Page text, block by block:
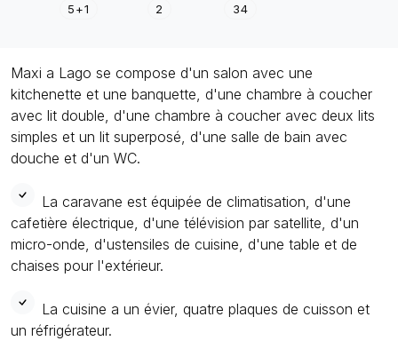
5+1
2
34
Maxi a Lago se compose d'un salon avec une
kitchenette et une banquette, d'une chambre à coucher
avec lit double, d'une chambre à coucher avec deux lits
simples et un lit superposé, d'une salle de bain avec
douche et d'un WC.
La caravane est équipée de climatisation, d'une
cafetière électrique, d'une télévision par satellite, d'un
micro-onde, d'ustensiles de cuisine, d'une table et de
chaises pour l'extérieur.
La cuisine a un évier, quatre plaques de cuisson et
un réfrigérateur.